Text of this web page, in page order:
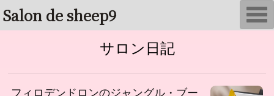
Salon de sheep9
サロン日記
フィロデンドロンのジャングル・ブー
T
o
g
a
v
i